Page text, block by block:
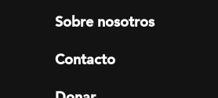
Sobre nosotros
Contacto